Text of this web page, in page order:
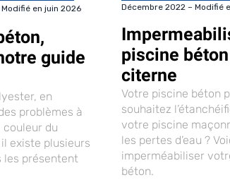
en juin 2026
guide
en
problèmes à
couleur du
existe plusieurs
les présentent
Décembre 2022 – Modifié
piscine
citerne
Votre piscine béton
souhaitez
votre piscine
les pertes d’eau ?
imperméabiliser
béton.